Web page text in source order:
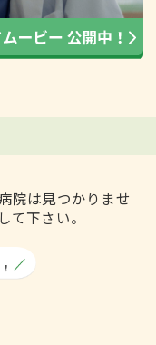
院は見つかりませ
て下さい。